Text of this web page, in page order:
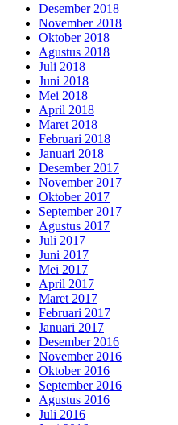
Desember 2018
November 2018
Oktober 2018
Agustus 2018
Juli 2018
Juni 2018
Mei 2018
April 2018
Maret 2018
Februari 2018
Januari 2018
Desember 2017
November 2017
Oktober 2017
September 2017
Agustus 2017
Juli 2017
Juni 2017
Mei 2017
April 2017
Maret 2017
Februari 2017
Januari 2017
Desember 2016
November 2016
Oktober 2016
September 2016
Agustus 2016
Juli 2016